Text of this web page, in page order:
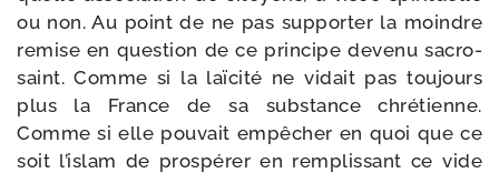
ou non. Au point de ne pas sup­por­ter la moindre
remise en ques­tion de ce prin­cipe deve­nu sacro-​
saint. Comme si la laï­ci­té ne vidait pas tou­jours
plus la France de sa sub­stance chré­tienne.
Comme si elle pou­vait empê­cher en quoi que ce
soit l’islam de pros­pé­rer en rem­plis­sant ce vide